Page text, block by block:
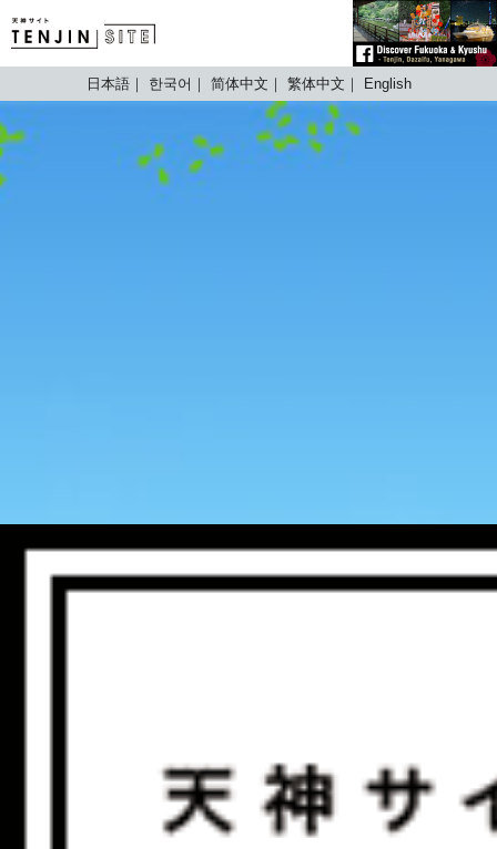
TENJIN SITE
日本語 한국어 简体中文 繁体中文 English